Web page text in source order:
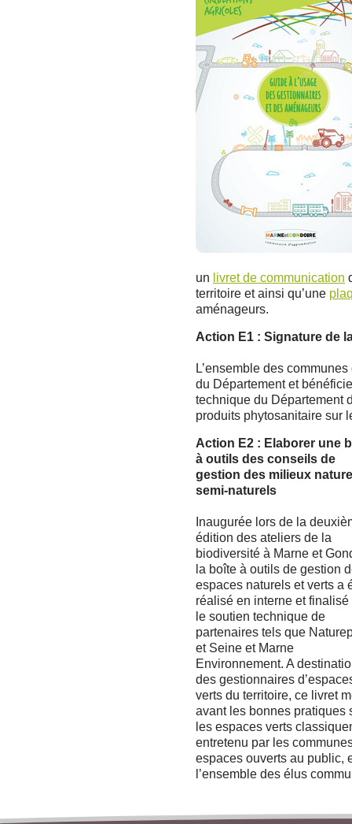
un livret de communication
territoire et ainsi qu’une
aménageurs.
Action E1 : Signature de
L’ensemble des
du Département et
technique du Département
produits phytosanitaire sur
Action E2 : Elaborer une
à outils des conseils de
gestion des milieux
semi-naturels
Inaugurée lors de la
édition des ateliers de la
biodiversité à Marne et
la boîte à outils de gestion
espaces naturels et verts a
réalisé en interne et finalisé
le soutien technique de
partenaires tels que
et Seine et Marne
Environnement. A
des gestionnaires
verts du territoire, ce livret
avant les bonnes pratiques
les espaces verts
entretenu par les
espaces ouverts au public,
l’ensemble des élus